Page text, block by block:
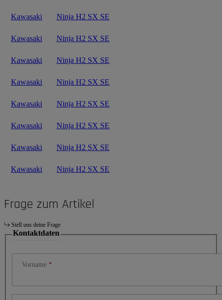
Kawasaki Ninja H2 SX SE
Kawasaki Ninja H2 SX SE
Kawasaki Ninja H2 SX SE
Kawasaki Ninja H2 SX SE
Kawasaki Ninja H2 SX SE
Kawasaki Ninja H2 SX SE
Kawasaki Ninja H2 SX SE
Kawasaki Ninja H2 SX SE
Frage zum Artikel
Stell uns deine Frage
Kontaktdaten
Vorname